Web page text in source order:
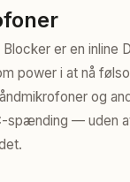
er en inline
power i at nå
og
spænding — uden